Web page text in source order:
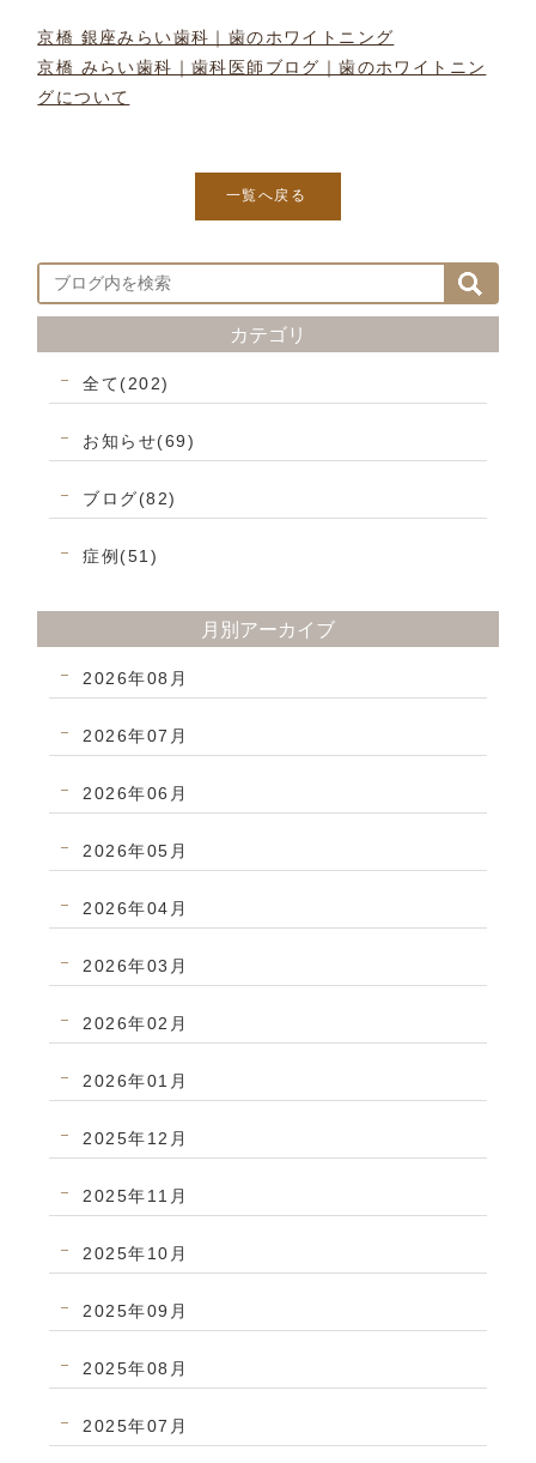
カテゴリ
全て(202)
お知らせ(69)
ブログ(82)
症例(51)
月別アーカイブ
2026年08月
2026年07月
2026年06月
2026年05月
2026年04月
2026年03月
2026年02月
2026年01月
2025年12月
2025年11月
2025年10月
2025年09月
2025年08月
2025年07月
京橋 銀座みらい歯科｜歯のホワイトニング
京橋 みらい歯科｜歯科医師ブログ｜歯のホワイトニン
グについて
一覧へ戻る